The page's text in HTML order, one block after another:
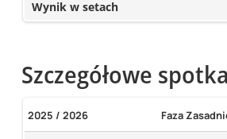
Wynik w setach
Szczegółowe
2025 / 2026 Faza